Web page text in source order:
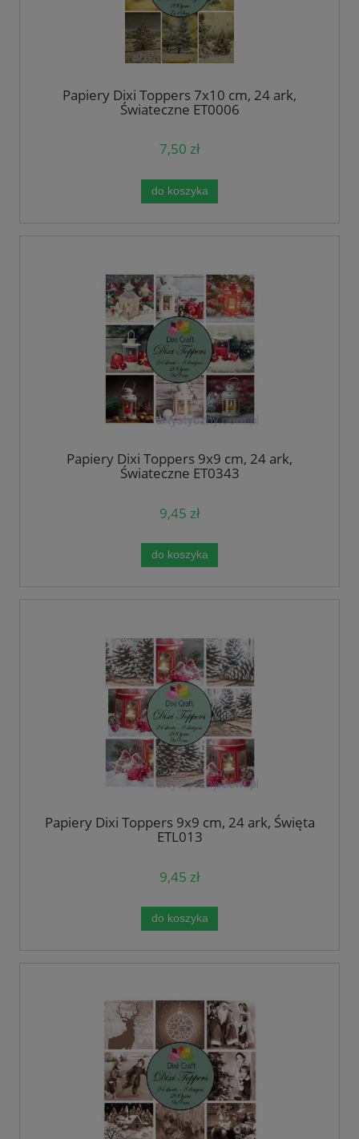
Papiery Dixi Toppers 7x10 cm, 24 ark,
Świąteczne ET0006
7,50 zł
do koszyka
Papiery Dixi Toppers 9x9 cm, 24 ark,
Świąteczne ET0343
9,45 zł
do koszyka
Papiery Dixi Toppers 9x9 cm, 24 ark, Święta
ETL013
9,45 zł
do koszyka